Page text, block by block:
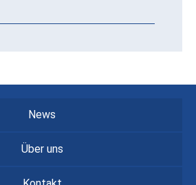
News
Über uns